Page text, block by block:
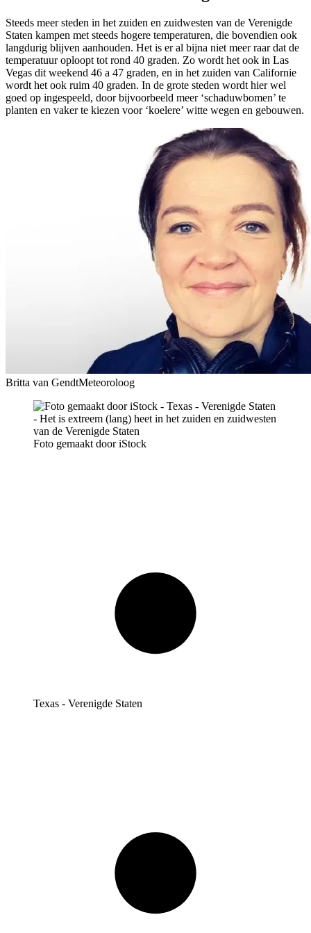
Steeds meer steden in het zuiden en zuidwesten van de Verenigde
Staten kampen met steeds hogere temperaturen, die bovendien ook
langdurig blijven aanhouden. Het is er al bijna niet meer raar dat de
temperatuur oploopt tot rond 40 graden. Zo wordt het ook in Las
Vegas dit weekend 46 a 47 graden, en in het zuiden van Californie
wordt het ook ruim 40 graden. In de grote steden wordt hier wel
goed op ingespeeld, door bijvoorbeeld meer ‘schaduwbomen’ te
planten en vaker te kiezen voor ‘koelere’ witte wegen en gebouwen.
Britta van GendtMeteoroloog
Foto gemaakt door iStock
Texas - Verenigde Staten